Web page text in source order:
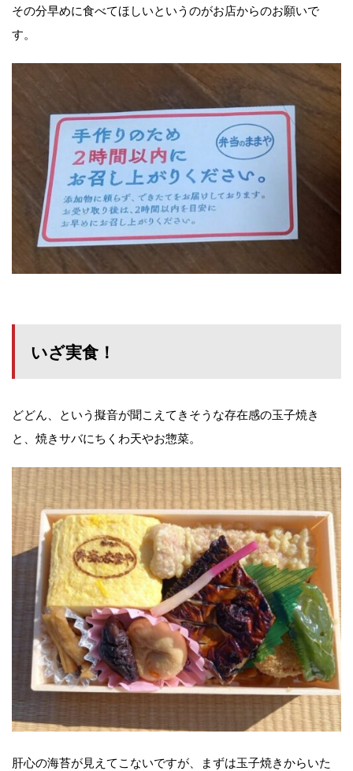
その分早めに食べてほしいというのがお店からのお願いで
す。
いざ実食！
どどん、という擬音が聞こえてきそうな存在感の玉子焼き
と、焼きサバにちくわ天やお惣菜。
肝心の海苔が見えてこないですが、まずは玉子焼きからいた